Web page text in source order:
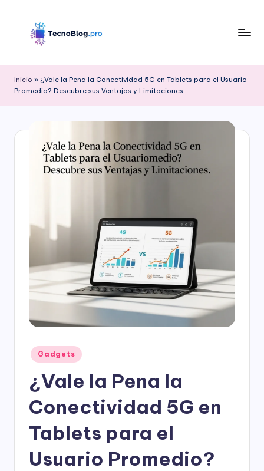
l
o
o
Inicio » ¿Vale la Pena la Conectividad 5G en Tablets para el Usuario
Promedio? Descubre sus Ventajas y Limitaciones
Publicado
en
Gadgets
¿Vale la Pena la
Conectividad 5G en
Tablets para el
Usuario Promedio?